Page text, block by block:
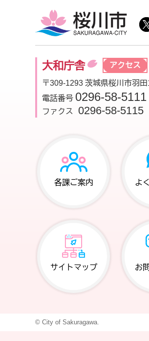
大和庁舎 アクセス
〒309-1293 茨城県桜川市羽
電話番号 0296-58-5111
ファクス
0296-58-5115
各課ご案内 よ
サイトマップ お
© City of Sakuragawa.